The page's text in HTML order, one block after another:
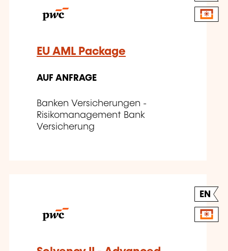
EU AML Package
AUF ANFRAGE
Banken Versicherungen -
Risikomanagement Bank
Versicherung
EN